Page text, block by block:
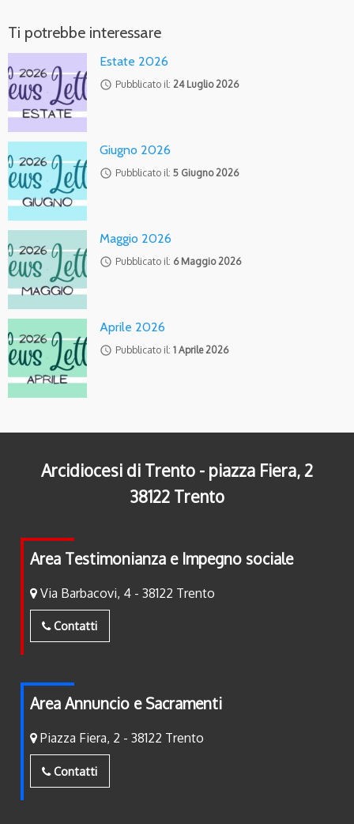
Ti potrebbe interessare
Estate 2026
access_time Pubblicato il: 24 Luglio 2026
Giugno 2026
access_time Pubblicato il: 5 Giugno 2026
Maggio 2026
access_time Pubblicato il: 6 Maggio 2026
Aprile 2026
access_time Pubblicato il: 1 Aprile 2026
Arcidiocesi di Trento - piazza Fiera, 2
38122 Trento
Area Testimonianza e Impegno sociale
Via Barbacovi, 4 - 38122 Trento
Contatti
Area Annuncio e Sacramenti
Piazza Fiera, 2 - 38122 Trento
Contatti